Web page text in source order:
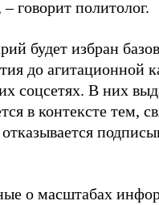
говорит политолог.
будет избран
до
соцсетях. В них
в контексте тем,
о масштабах